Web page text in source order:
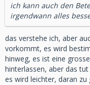
ich kann auch den
irgendwann alles
das verstehe ich, aber
vorkommt, es wird
hinweg, es ist eine
hinterlassen, aber das
es wird leichter, daran